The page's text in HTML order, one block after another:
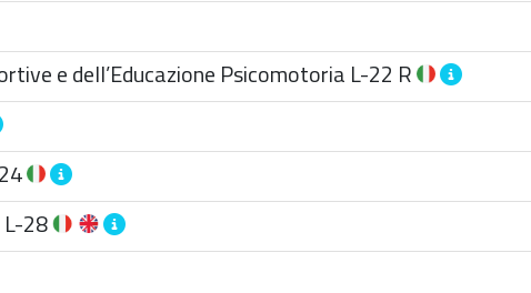
e dell’Educazione Psicomotoria L-22 R
L-28